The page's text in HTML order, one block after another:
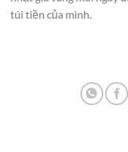
túi tiền của mình.